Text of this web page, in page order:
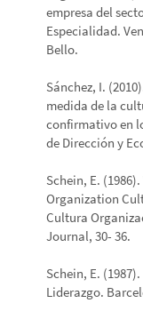
empresa del
Especialidad.
Bello.
Sánchez, I.
medida de la
confirmativo en
de Dirección y
Schein, E.
Organization
Cultura
Journal, 30- 36.
Schein, E.
Liderazgo.